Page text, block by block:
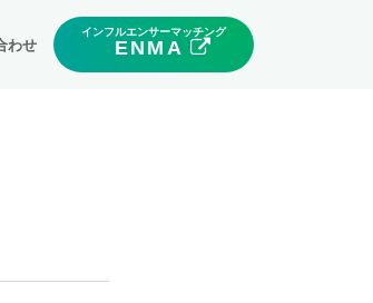
わせ
インフルエンサーマッチング
ENMA